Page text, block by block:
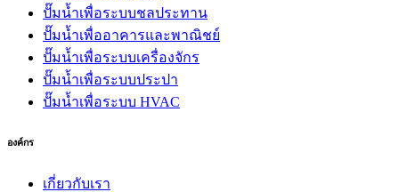
ปั๊มน้ำเพื่อระบบชลประทาน
ปั๊มน้ำเพื่ออาคารและพาณิชย์
ปั๊มน้ำเพื่อระบบเครื่องจักร
ปั๊มน้ำเพื่อระบบประปา
ปั๊มน้ำเพื่อระบบ HVAC
องค์กร
เกี่ยวกับเรา